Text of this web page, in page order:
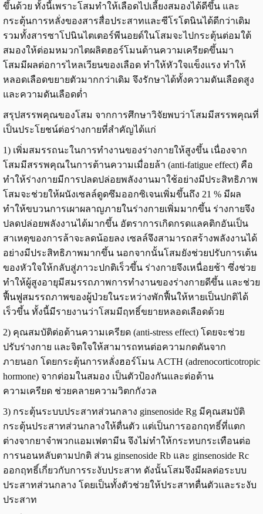
ขึ้นด้วย ทั้งนี้เพราะโสมทำให้เลือดไปเลี้ยงสมองได้ดีขึ้น และ
กระตุ้นการหลั่งของสารสื่อประสาทและซีโรโตนินได้ดีกว่าเดิม
รวมทั้งสารซาโปนินไตเตอร์พีนอยด์ในโสมจะไปกระตุ้นต่อมใต้
สมองให้ต่อมหมวกไตผลิตฮอร์โมนต้านความเครียดขึ้นมา
โสมมีผลต่อการไหลเวียนของเลือด ทำให้หัวใจแข็งแรง ทำให้
หลอดเลือดขยายตัวมากกว่าเดิม จึงรักษาได้ทั้งความดันเลือดสูง
และความดันเลือดต่ำ
สรุปสรรพคุณของโสม จากการศึกษาวิจัยพบว่าโสมมีสรรพคุณที่
เป็นประโยชน์ต่อร่างกายที่สำคัญได้แก่
1) เพิ่มสมรรถนะในการทำงานของร่างกายให้สูงขึ้น เนื่องจาก
โสมมีสรรพคุณในการต้านความเมื่อยล้า (anti-fatigue effect) คือ
ทำให้ร่างกายมีการปลดปล่อยพลังงานมาใช้อย่างมีประสิทธิภาพ
โสมจะช่วยให้ผนังเซลล์ดูดซึมออกซิเจนเพิ่มขึ้นถึง 21 % มีผล
ทำให้ขบวนการเผาผลาญภายในร่างกายเพิ่มมากขึ้น ร่างกายจึง
ปลดปล่อยพลังงานได้มากขึ้น อัตราการเกิดกรดแลคติกอันเป็น
สาเหตุของการล้าจะลดน้อยลง เซลล์จึงสามารถสร้างพลังงานได้
อย่างมีประสิทธิภาพมากขึ้น นอกจากนั้นโสมยังช่วยปรับการเต้น
ของหัวใจให้กลับสู่ภาวะปกติเร็วขึ้น ร่างกายจึงเหนื่อยช้า ซึ่งช่วย
ทำให้ผู้สูงอายุมีสมรรถภาพการทำงานของร่างกายดีขึ้น และช่วย
ฟื้นฟูสมรรถภาพของผู้ป่วยในระหว่างพักฟื้นให้หายเป็นปกติได้
เร็วขึ้น ทั้งนี้มีรายงานว่าโสมมีฤทธิ์ขยายหลอดเลือดด้วย
2) คุณสมบัติต่อต้านความเครียด (anti-stress effect) โดยจะช่วย
ปรับร่างกาย และจิตใจให้สามารถทนต่อความกดดันจาก
ภายนอก โดยกระตุ้นการหลั่งฮอร์โมน ACTH (adrenocorticotropic
hormone) จากต่อมในสมอง เป็นตัวป้องกันและต่อต้าน
ความเครียด ช่วยคลายความวิตกกังวล
3) กระตุ้นระบบประสาทส่วนกลาง ginsenoside Rg มีคุณสมบัติ
กระตุ้นประสาทส่วนกลางให้ตื่นตัว แต่เป็นการออกฤทธิ์ที่แตก
ต่างจากยาจำพวกแอมเฟตามีน จึงไม่ทำให้กระทบกระเทือนต่อ
การนอนหลับตามปกติ ส่วน ginsenoside Rb และ ginsenoside Rc
ออกฤทธิ์เกี่ยวกับการระงับประสาท ดังนั้นโสมจึงมีผลต่อระบบ
ประสาทส่วนกลาง โดยเป็นทั้งตัวช่วยให้ประสาทตื่นตัวและระงับ
ประสาท